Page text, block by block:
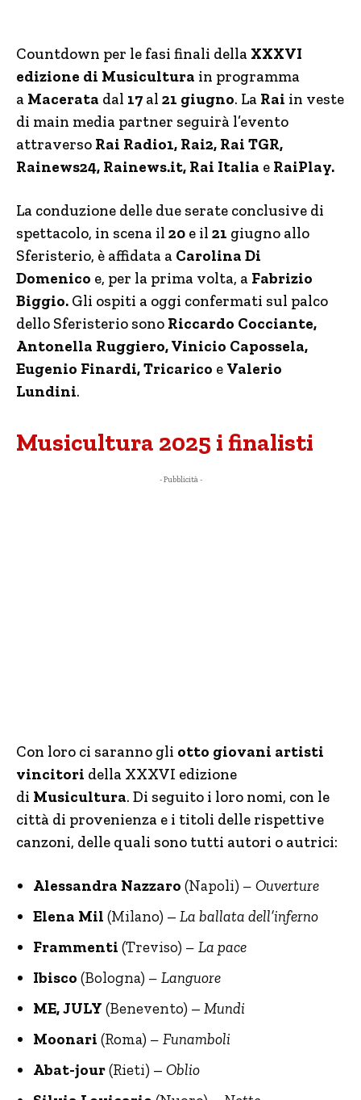
Countdown per le fasi finali della XXXVI
edizione di Musicultura in programma
a Macerata dal 17 al 21 giugno. La Rai in veste
di main media partner seguirà l’evento
attraverso Rai Radio1, Rai2, Rai TGR,
Rainews24, Rainews.it, Rai Italia e RaiPlay.
La conduzione delle due serate conclusive di
spettacolo, in scena il 20 e il 21 giugno allo
Sferisterio, è affidata a Carolina Di
Domenico e, per la prima volta, a Fabrizio
Biggio. Gli ospiti a oggi confermati sul palco
dello Sferisterio sono Riccardo Cocciante,
Antonella Ruggiero, Vinicio Capossela,
Eugenio Finardi, Tricarico e Valerio
Lundini.
Musicultura 2025 i finalisti
- Pubblicità -
Con loro ci saranno gli otto giovani artisti
vincitori della XXXVI edizione
di Musicultura. Di seguito i loro nomi, con le
città di provenienza e i titoli delle rispettive
canzoni, delle quali sono tutti autori o autrici:
Alessandra Nazzaro (Napoli) – Ouverture
Elena Mil (Milano) – La ballata dell’inferno
Frammenti (Treviso) – La pace
Ibisco (Bologna) – Languore
ME, JULY (Benevento) – Mundi
Moonari (Roma) – Funamboli
Abat-jour(Rieti) – Oblio